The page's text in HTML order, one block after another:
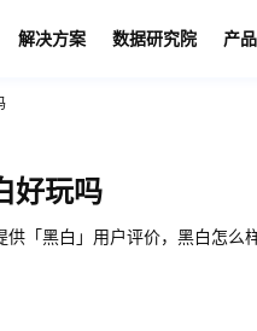
解决方案 数据研究院 产
好玩吗
供「黑白」用户评价，黑白怎么